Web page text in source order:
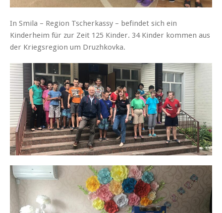
In Smila – Region Tscherkassy – befindet sich ein
Kinderheim für zur Zeit 125 Kinder. 34 Kinder kommen aus
der Kriegsregion um Druzhkovka.